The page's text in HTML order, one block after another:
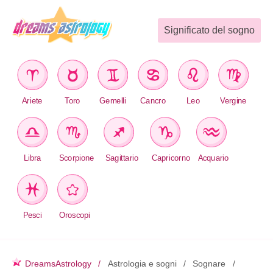
Significato del sogno
Ariete Toro Gemelli Cancro Leo Vergine
Libra Scorpione Sagittario Capricorno Acquario
Pesci Oroscopi
DreamsAstrology Astrologia e sogni Sognare